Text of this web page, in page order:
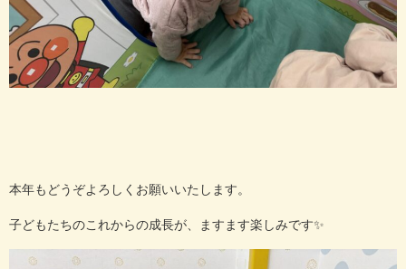
本年もどうぞよろしくお願いいたします。
子どもたちのこれからの成長が、ますます楽しみです✨